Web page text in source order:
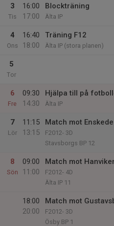
3
Tis
16:00
17:00
Blockträning
Älta IP
4
Ons
16:40
18:00
Träning F12
Älta IP (stora planen)
5
Tor
6
Fre
09:30
14:30
Hjälpa till på
Älta IP
7
Lör
11:15
13:15
Match mot Enskede
F2012- 3D
Stavsborgs BP 12
8
Sön
09:00
11:00
Match mot
F2012- 4D
Älta IP 11
18:00
20:00
Match mot
F2012- 3D
Ösby BP 1